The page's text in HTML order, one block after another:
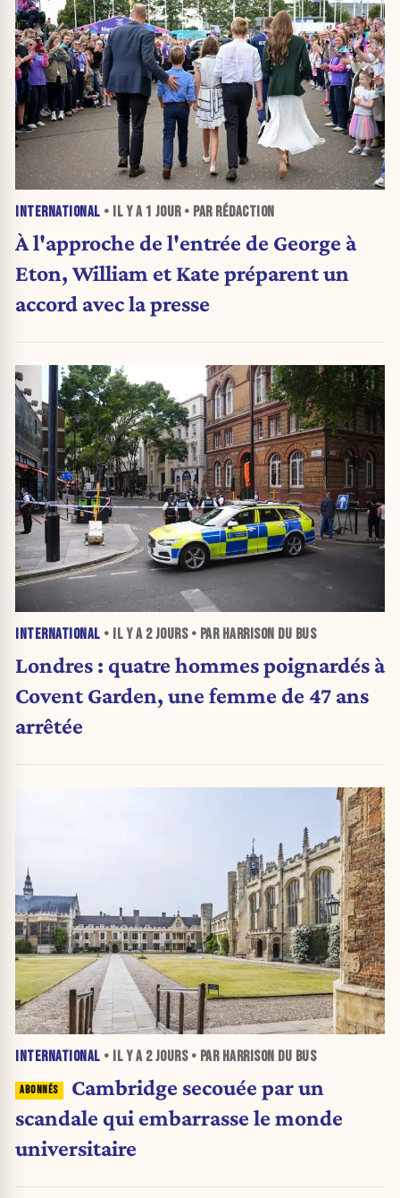
INTERNATIONAL • IL Y A 1 JOUR• PAR RÉDACTION
À l'approche de l'entrée de George à
Eton, William et Kate préparent un
accord avec la presse
INTERNATIONAL • IL Y A 2 JOURS• PAR HARRISON DU BUS
Londres : quatre hommes poignardés à
Covent Garden, une femme de 47 ans
arrêtée
INTERNATIONAL • IL Y A 2 JOURS• PAR HARRISON DU BUS
Cambridge secouée par un
scandale qui embarrasse le monde
universitaire